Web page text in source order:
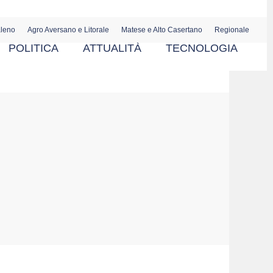
Agro Aversano e Litorale Matese e Alto Casertano Regionale
POLITICA ATTUALITÀ TECNOLOGIA